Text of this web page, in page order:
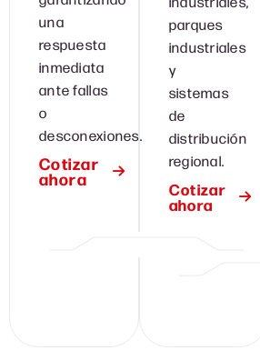
una
respuesta
inmediata
ante fallas
o
desconexiones.
Cotizar
ahora
parques
industriales
y
sistemas
de
distribución
regional.
Cotizar
ahora